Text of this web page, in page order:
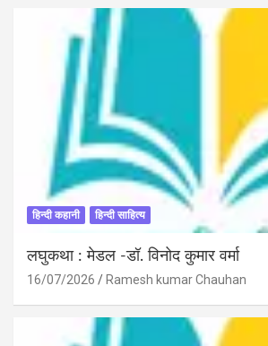
हिन्दी कहानी हिन्दी साहित्य
लघुकथा : मेडल -डॉ. विनोद कुमार वर्मा
16/07/2026 Ramesh kumar Chauhan